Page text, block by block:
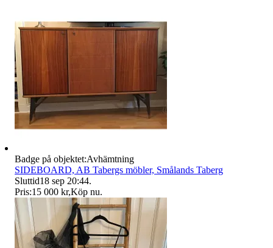
Badge på objektet:Avhämtning
SIDEBOARD, AB Tabergs möbler, Smålands Taberg
Sluttid18 sep 20:44.
Pris:15 000 kr,Köp nu.